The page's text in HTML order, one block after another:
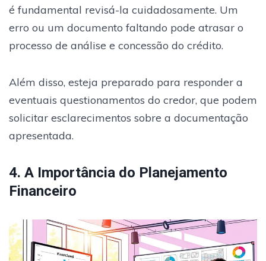
é fundamental revisá-la cuidadosamente. Um
erro ou um documento faltando pode atrasar o
processo de análise e concessão do crédito.
Além disso, esteja preparado para responder a
eventuais questionamentos do credor, que podem
solicitar esclarecimentos sobre a documentação
apresentada.
4. A Importância do Planejamento
Financeiro